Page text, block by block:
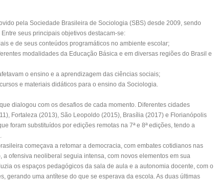
pela Sociedade Brasileira de Sociologia (SBS) desde 2009, sendo
seus principais objetivos destacam-se:
e de seus conteúdos programáticos no ambiente escolar;
modalidades da Educação Básica e em diversas regiões do Brasil e
o ensino e a aprendizagem das ciências sociais;
e materiais didáticos para o ensino da Sociologia.
dialogou com os desafios de cada momento. Diferentes cidades
Fortaleza (2013), São Leopoldo (2015), Brasília (2017) e Florianópolis
foram substituídos por edições remotas na 7ª e 8ª edições, tendo a
começava a retomar a democracia, com embates cotidianos nas
ofensiva neoliberal seguia intensa, com novos elementos em sua
os espaços pedagógicos da sala de aula e a autonomia docente, com o
gerando uma antítese do que se esperava da escola. As duas últimas